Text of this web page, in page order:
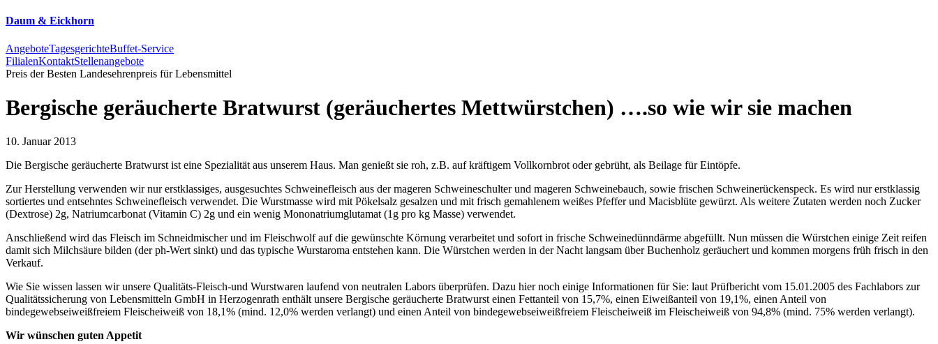
Daum & Eickhorn
AngeboteTagesgerichteBuffet-Service
FilialenKontaktStellenangebote
Preis der Besten Landesehrenpreis für Lebensmittel
Bergische geräucherte Bratwurst (geräuchertes Mettwürstchen) ….so wie wir sie machen
10. Januar 2013
Die Bergische geräucherte Bratwurst ist eine Spezialität aus unserem Haus. Man genießt sie roh, z.B. auf kräftigem Vollkornbrot oder gebrüht, als Beilage für Eintöpfe.
Zur Herstellung verwenden wir nur erstklassiges, ausgesuchtes Schweinefleisch aus der mageren Schweineschulter und mageren Schweinebauch, sowie frischen Schweinerückenspeck. Es wird nur erstklassig
sortiertes und entsehntes Schweinefleisch verwendet. Die Wurstmasse wird mit Pökelsalz gesalzen und mit frisch gemahlenem weißes Pfeffer und Macisblüte gewürzt. Als weitere Zutaten werden noch Zucker
(Dextrose) 2g, Natriumcarbonat (Vitamin C) 2g und ein wenig Mononatriumglutamat (1g pro kg Masse) verwendet.
Anschließend wird das Fleisch im Schneidmischer und im Fleischwolf auf die gewünschte Körnung verarbeitet und sofort in frische Schweinedünndärme abgefüllt. Nun müssen die Würstchen einige Zeit reifen
damit sich Milchsäure bilden (der ph-Wert sinkt) und das typische Wurstaroma entstehen kann. Die Würstchen werden in der Nacht langsam über Buchenholz geräuchert und kommen morgens früh frisch in den
Verkauf.
Wie Sie wissen lassen wir unsere Qualitäts-Fleisch-und Wurstwaren laufend von neutralen Labors überprüfen. Dazu hier noch einige Informationen für Sie: laut Prüfbericht vom 15.01.2005 des Fachlabors zur
Qualitätssicherung von Lebensmitteln GmbH in Herzogenrath enthält unsere Bergische geräucherte Bratwurst einen Fettanteil von 15,7%, einen Eiweißanteil von 19,1%, einen Anteil von
bindegewebseiweißfreiem Fleischeiweiß von 18,1% (mind. 12,0% werden verlangt) und einen Anteil von bindegewebseiweißfreiem Fleischeiweiß im Fleischeiweiß von 94,8% (mind. 75% werden verlangt).
Wir wünschen guten Appetit